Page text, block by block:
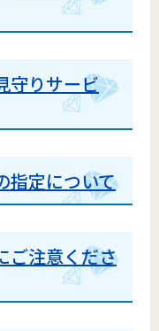
守りサービ
指定について
ご注意くださ